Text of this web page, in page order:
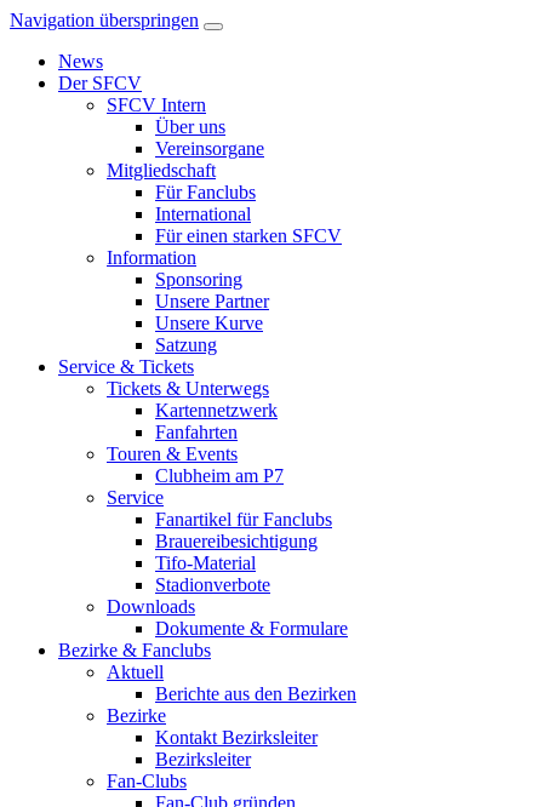
Navigation überspringen
News
Der SFCV
SFCV Intern
Über uns
Vereinsorgane
Mitgliedschaft
Für Fanclubs
International
Für einen starken SFCV
Information
Sponsoring
Unsere Partner
Unsere Kurve
Satzung
Service & Tickets
Tickets & Unterwegs
Kartennetzwerk
Fanfahrten
Touren & Events
Clubheim am P7
Service
Fanartikel für Fanclubs
Brauereibesichtigung
Tifo-Material
Stadionverbote
Downloads
Dokumente & Formulare
Bezirke & Fanclubs
Aktuell
Berichte aus den Bezirken
Bezirke
Kontakt Bezirksleiter
Bezirksleiter
Fan-Clubs
Fan-Club gründen